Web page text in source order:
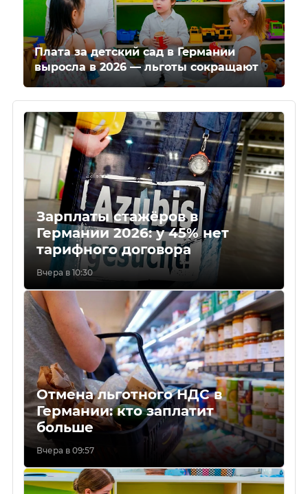
Плата за детский сад в Германии
выросла в 2026 — льготы сокращают
Зарплаты стажёров в
Германии 2026: у 45% нет
тарифного договора
Вчера в 10:30
Отмена льготного НДС в
Германии: кто заплатит
больше
Вчера в 09:57